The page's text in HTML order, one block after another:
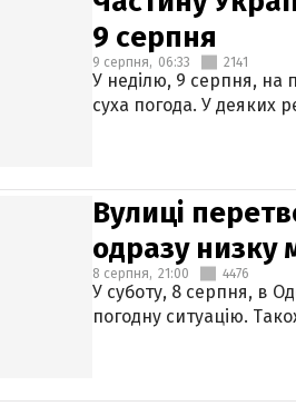
9 серпня
9 серпня, 06:33 2141
У неділю, 9 серпня, на
суха погода. У деяких
Вулиці
одразу низку
8 серпня, 21:00 4476
У суботу, 8 серпня, в
погодну ситуацію.